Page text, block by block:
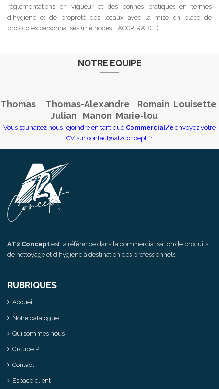
règlementations en vigueur et des bonnes pratiques en termes
d’hygiène et de propreté des locaux avec la mise en place de
protocoles personnalisés (méthodes HACCP, RABC…)
NOTRE EQUIPE
Thomas Thomas-Alexandre Romain Louisette
Julian Manon Marie-lou
Vous souhaitez nous rejoindre en tant que Commercial/e envoyez votre
CV sur contact@at2concept.fr
AT2 Concept est la référence dans la commercialisation de produits
de nettoyage et d'hygiène à destination des professionnels.
RUBRIQUES
Accueil
Notre catalogue
Qui sommes nous
Groupe PH
Contact
Espace client